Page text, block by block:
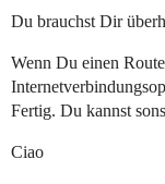
Du brauchst Dir
Wenn Du einen
Fertig. Du kannst
Ciao